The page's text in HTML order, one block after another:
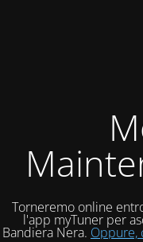
Torneremo online
l'app myTuner per
Bandiera Nera. Oppure,